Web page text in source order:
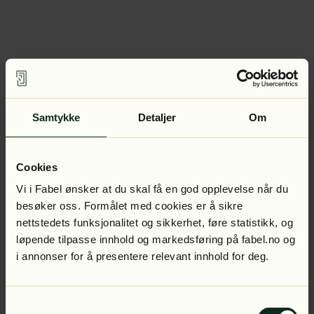
Samtykke Detaljer Om
Cookies
Vi i Fabel ønsker at du skal få en god opplevelse når du
besøker oss. Formålet med cookies er å sikre
nettstedets funksjonalitet og sikkerhet, føre statistikk, og
løpende tilpasse innhold og markedsføring på fabel.no og
i annonser for å presentere relevant innhold for deg.